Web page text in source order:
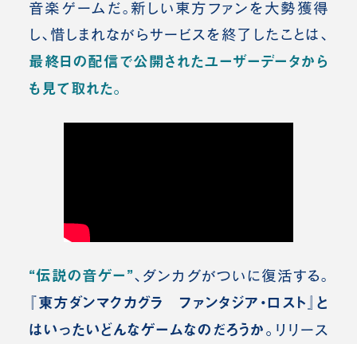
音楽ゲームだ。新しい東方ファンを大勢獲得
し、惜しまれながらサービスを終了したことは、
最終日の配信で公開されたユーザーデータから
も見て取れた。
“伝説の音ゲー”、ダンカグがついに復活する。
『東方ダンマクカグラ ファンタジア・ロスト』と
はいったいどんなゲームなのだろうか。 リリース